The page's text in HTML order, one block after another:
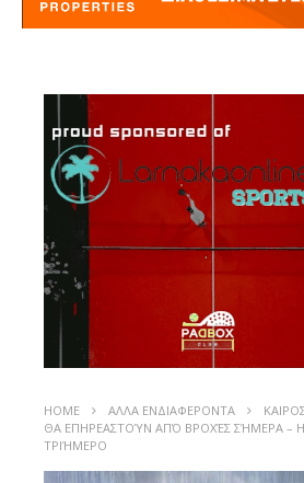
HOME ΑΛΛΑ ΕΝΔΙΑΦΕΡΟΝΤΑ
ΘΑ ΕΠΗΡΕΑΣΤΟΎΝ ΑΠΌ ΒΡΟΧΈΣ ΣΉΜΕΡΑ –
ΤΡΙΉΜΕΡΟ